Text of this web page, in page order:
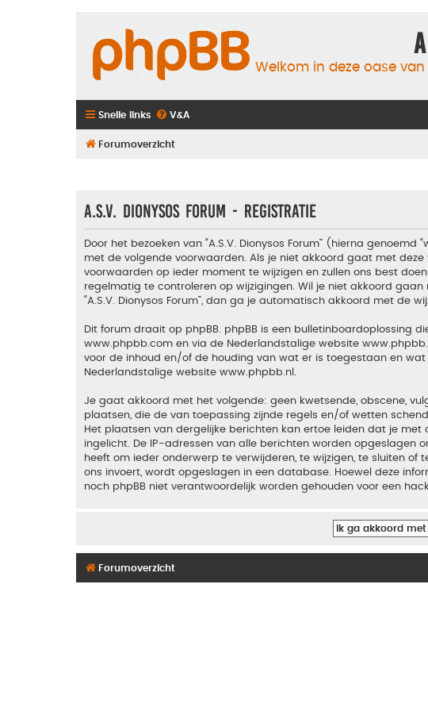
Welkom in deze oase
Snelle links V&A
Forumoverzicht
A.S.V. Dionysos Forum - Registratie
Door het bezoeken van “A.S.V. Dionysos Forum” (hierna genoemd
met de volgende voorwaarden. Als je niet akkoord gaat met deze
voorwaarden op ieder moment te wijzigen en zullen ons best
regelmatig te controleren op wijzigingen. Wil je niet akkoord gaan
“A.S.V. Dionysos Forum”, dan ga je automatisch akkoord met de
Dit forum draait op phpBB. phpBB is een bulletinboardoplossing
www.phpbb.com en via de Nederlandstalige website
voor de inhoud en/of de houding van wat er is toegestaan en
Nederlandstalige website www.phpbb.nl
Je gaat akkoord met het volgende: geen kwetsende, obscene,
plaatsen, die de van toepassing zijnde regels en/of wetten
Het plaatsen van dergelijke berichten kan ertoe leiden dat je
ingelicht. De IP-adressen van alle berichten worden opgeslagen
heeft om ieder onderwerp te verwijderen, te wijzigen, te sluiten
ons invoert, wordt opgeslagen in een database. Hoewel deze
noch phpBB niet verantwoordelijk worden gehouden voor een
Forumoverzicht